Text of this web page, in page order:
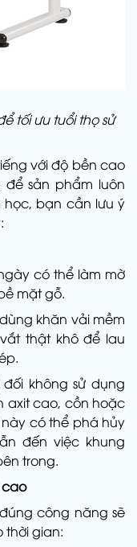
tối ưu tuổi thọ sử
với độ bền cao
sản phẩm luôn
học, bạn cần lưu ý
có thể làm mờ
mặt gỗ.
khăn vải mềm
thật khô để lau
đối không sử dụng
axit cao, cồn hoặc
có thể phá hủy
đến việc khung
trong.
cao
công năng sẽ
thời gian: